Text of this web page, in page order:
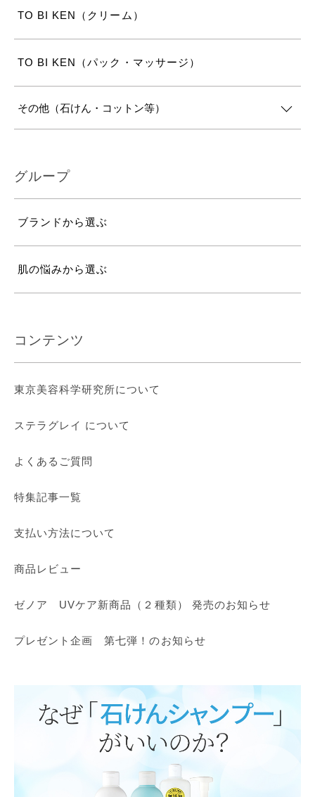
TO BI KEN（クリーム）
TO BI KEN（パック・マッサージ）
その他（石けん・コットン等）
グループ
ブランドから選ぶ
肌の悩みから選ぶ
コンテンツ
東京美容科学研究所について
ステラグレイ について
よくあるご質問
特集記事一覧
支払い方法について
商品レビュー
ゼノア UVケア新商品（２種類） 発売のお知らせ
プレゼント企画 第七弾！のお知らせ